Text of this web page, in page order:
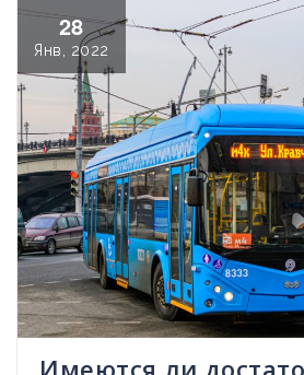
28
Янв, 2022